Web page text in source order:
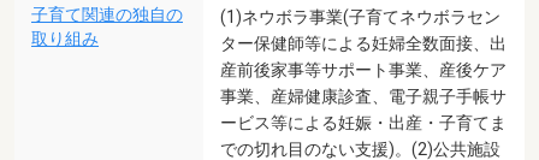
子育て関連の独自の
取り組み
(1)ネウボラ事業(子育てネウボラセン
ター保健師等による妊婦全数面接、出
産前後家事等サポート事業、産後ケア
事業、産婦健康診査、電子親子手帳サ
ービス等による妊娠・出産・子育てま
での切れ目のない支援)。(2)公共施設